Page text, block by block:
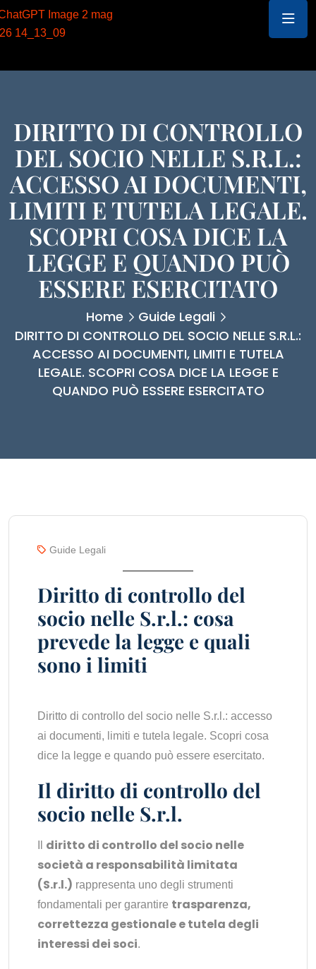
DIRITTO DI CONTROLLO
DEL SOCIO NELLE S.R.L.:
ACCESSO AI DOCUMENTI,
LIMITI E TUTELA LEGALE.
SCOPRI COSA DICE LA
LEGGE E QUANDO PUÒ
ESSERE ESERCITATO
Home
Guide Legali
DIRITTO DI CONTROLLO DEL SOCIO NELLE S.R.L.:
ACCESSO AI DOCUMENTI, LIMITI E TUTELA
LEGALE. SCOPRI COSA DICE LA LEGGE E
QUANDO PUÒ ESSERE ESERCITATO
Guide Legali
Diritto di controllo del
socio nelle S.r.l.: cosa
prevede la legge e quali
sono i limiti
Diritto di controllo del socio nelle S.r.l.: accesso
ai documenti, limiti e tutela legale. Scopri cosa
dice la legge e quando può essere esercitato.
Il diritto di controllo del
socio nelle S.r.l.
diritto di controllo del socio nelle
società a responsabilità limitata
(S.r.l.) rappresenta uno degli strumenti
fondamentali per garantire trasparenza,
correttezza gestionale e tutela degli
interessi dei soci.